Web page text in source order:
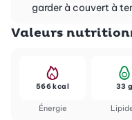
garder à couvert à
Valeurs
Énergie
566 kcal 33 g